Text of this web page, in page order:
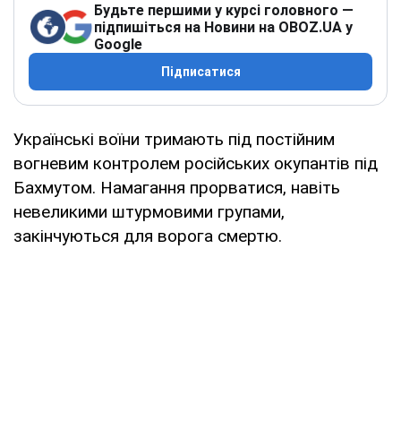
Будьте першими у курсі головного —
підпишіться на Новини на OBOZ.UA у
Google
Підписатися
Українські воїни тримають під постійним
вогневим контролем російських окупантів під
Бахмутом. Намагання прорватися, навіть
невеликими штурмовими групами,
закінчуються для ворога смертю.